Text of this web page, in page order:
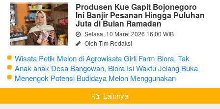
Produsen Kue Gapit Bojonegoro
Ini Banjir Pesanan Hingga Puluhan
Juta di Bulan Ramadan
Selasa, 10 Maret 2026 16:00 WIB
Oleh Tim Redaksi
Wisata Petik Melon di Agrowisata Girli Farm Blora, Tak
Sampai 5 Hari Sudah Ludes Terjual
Anak-anak Desa Bangowan, Blora Isi Waktu Jelang Buka
Puasa dengan Latihan Gamelan
Menengok Potensi Budidaya Melon Menggunakan
Greenhouse di Bojonegoro
Lainnya